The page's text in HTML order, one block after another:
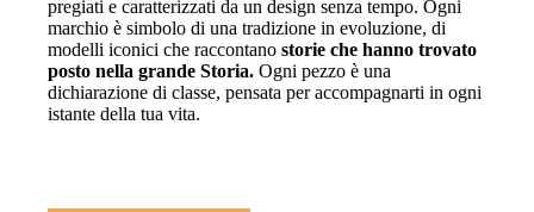
pregiati e caratterizzati da un design senza tempo. Ogni
marchio è simbolo di una tradizione in evoluzione, di
modelli iconici che raccontano storie che hanno trovato
posto nella grande Storia. Ogni pezzo è una
dichiarazione di classe, pensata per accompagnarti in ogni
istante della tua vita.